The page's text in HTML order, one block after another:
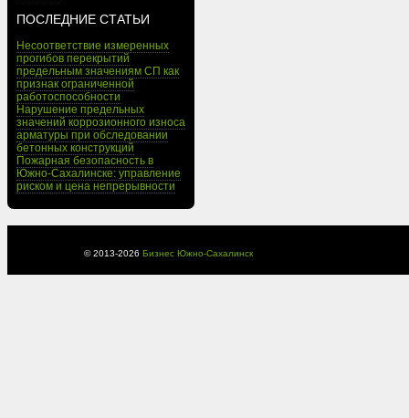
ПОСЛЕДНИЕ СТАТЬИ
Несоответствие измеренных
прогибов перекрытий
предельным значениям СП как
признак ограниченной
работоспособности
Нарушение предельных
значений коррозионного износа
арматуры при обследовании
бетонных конструкций
Пожарная безопасность в
Южно-Сахалинске: управление
риском и цена непрерывности
© 2013-2026 Бизнес Южно-Сахалинск